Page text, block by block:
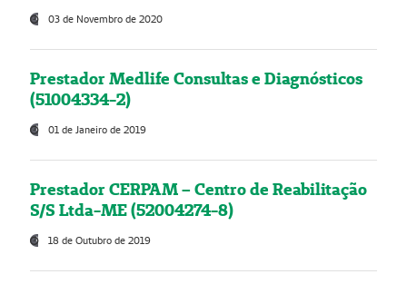
03 de Novembro de 2020
Prestador Medlife Consultas e Diagnósticos
(51004334-2)
01 de Janeiro de 2019
Prestador CERPAM – Centro de Reabilitação
S/S Ltda-ME (52004274-8)
18 de Outubro de 2019